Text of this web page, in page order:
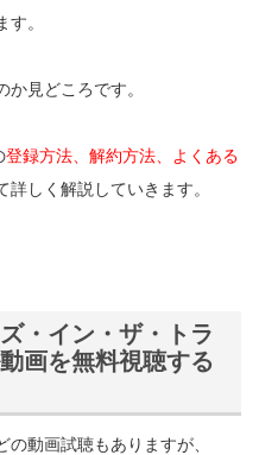
。
見どころです。
登録方法、解約方法、よくある
詳しく解説していきます。
・イン・ザ・トラ
画を無料視聴する
動画試聴もありますが、